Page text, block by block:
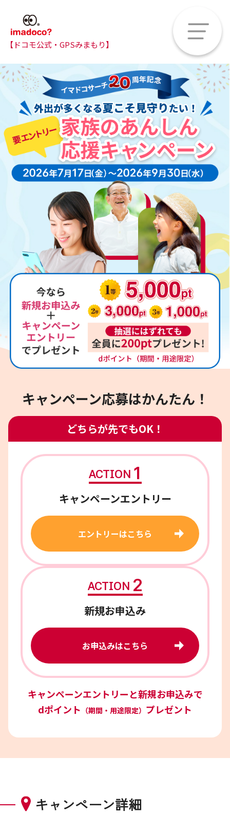
【ドコモ公式・GPSみまもり】
キャンペーン応募はかんたん！
どちらが先でもOK！
ACTION 1
キャンペーンエントリー
エントリーはこちら
ACTION 2
新規お申込み
お申込みはこちら
キャンペーンエントリーと新規お申込みで
dポイント （期間・用途限定） プレゼント
キャンペーン詳細